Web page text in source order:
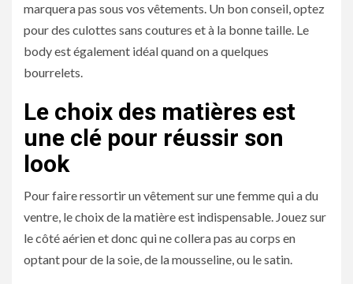
marquera pas sous vos vêtements. Un bon conseil, optez
pour des culottes sans coutures et à la bonne taille. Le
body est également idéal quand on a quelques
bourrelets.
Le choix des matières est
une clé pour réussir son
look
Pour faire ressortir un vêtement sur une femme qui a du
ventre, le choix de la matière est indispensable. Jouez sur
le côté aérien et donc qui ne collera pas au corps en
optant pour de la soie, de la mousseline, ou le satin.